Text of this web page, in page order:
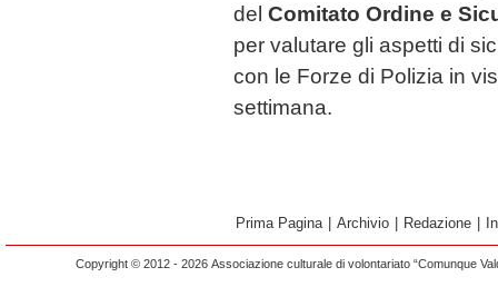
del Comitato Ordine e
per valutare gli aspetti di
con le Forze di Polizia in
settimana.
Prima Pagina | Archivio | Redazione |
Copyright © 2012 - 2026 Associazione culturale di volontariato “Comunque